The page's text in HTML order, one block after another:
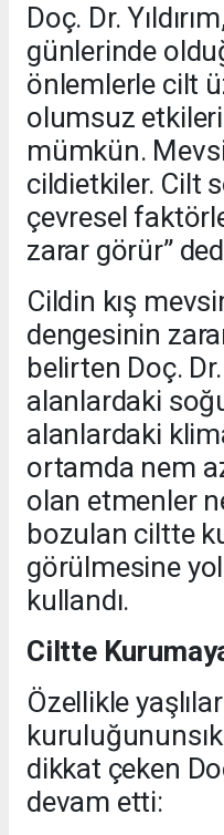
Doç. Dr.
günlerinde
önlemlerle cilt
olumsuz
mümkün.
cildietkiler. Cilt
çevresel
zarar görür”
Cildin kış
dengesinin
belirten Doç. Dr.
alanlardaki
alanlardaki
ortamda nem
olan etmenler
bozulan ciltte
görülmesine
kullandı.
Ciltte
Özellikle
dikkat çeken
devam etti: